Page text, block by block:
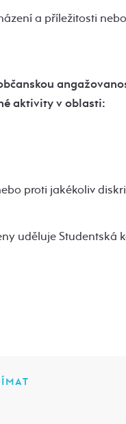
a příležitosti
aktivity v oblasti:
proti jakékoliv
uděluje Studentská